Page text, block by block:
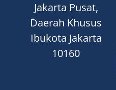
Jakarta Pusat,
Daerah Khusus
Ibukota Jakarta
10160